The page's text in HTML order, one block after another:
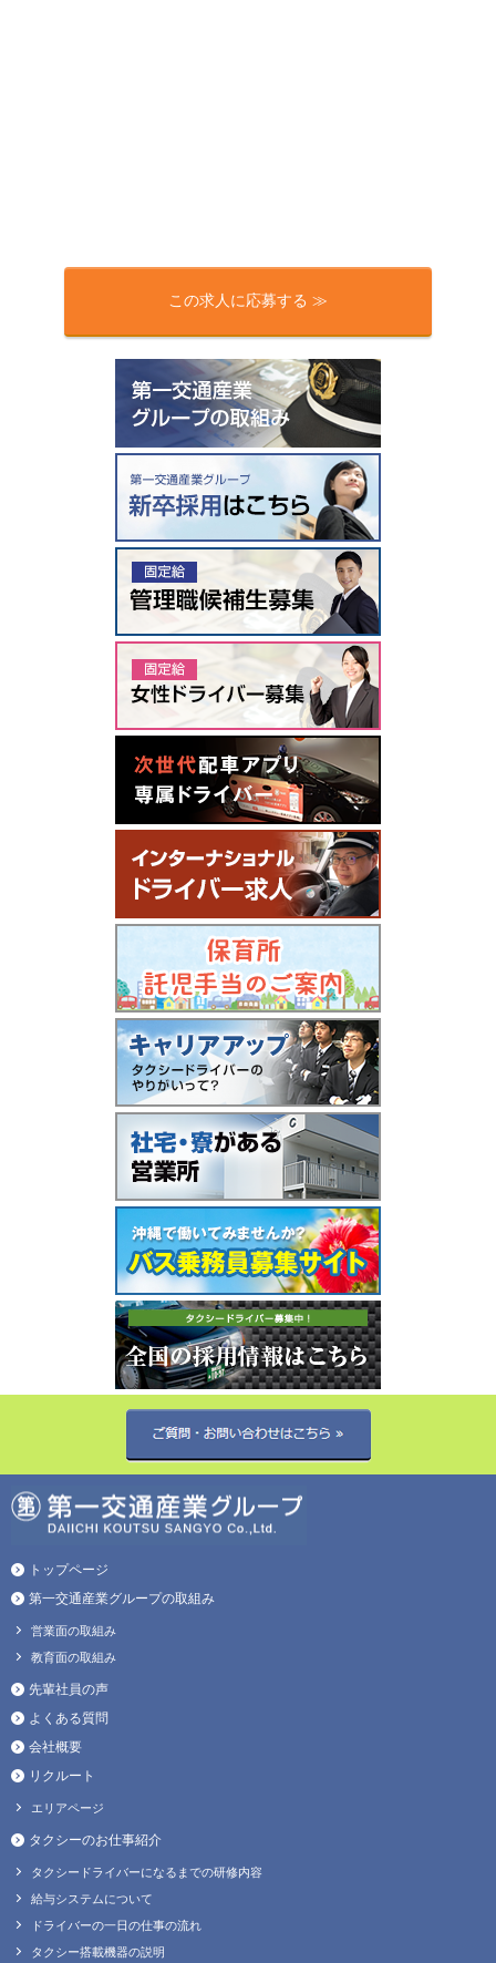
この求人に応募する ≫
トップページ
第一交通産業グループの取組み
営業面の取組み
教育面の取組み
先輩社員の声
よくある質問
会社概要
リクルート
エリアページ
タクシーのお仕事紹介
タクシードライバーになるまでの研修内容
給与システムについて
ドライバーの一日の仕事の流れ
タクシー搭載機器の説明